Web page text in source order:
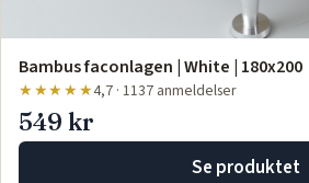
Bambus faconlagen | White | 180x200
★★★★★4,7 · 1137 anmeldelser
549 kr
Se produktet